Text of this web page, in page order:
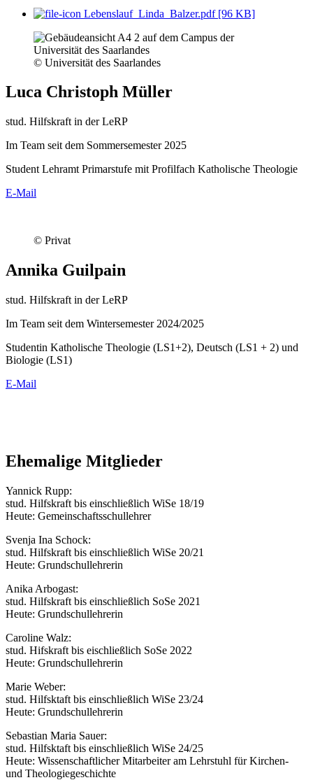
Lebenslauf_Linda_Balzer.pdf [96 KB]
© Universität des Saarlandes
Luca Christoph Müller
stud. Hilfskraft in der LeRP
Im Team seit dem Sommersemester 2025
Student Lehramt Primarstufe mit Profilfach Katholische Theologie
E-Mail
© Privat
Annika Guilpain
stud. Hilfskraft in der LeRP
Im Team seit dem Wintersemester 2024/2025
Studentin Katholische Theologie (LS1+2), Deutsch (LS1 + 2) und
Biologie (LS1)
E-Mail
Ehemalige Mitglieder
Yannick Rupp:
stud. Hilfskraft bis einschließlich WiSe 18/19
Heute: Gemeinschaftsschullehrer
Svenja Ina Schock:
stud. Hilfskraft bis einschließlich WiSe 20/21
Heute: Grundschullehrerin
Anika Arbogast:
stud. Hilfskraft bis einschließlich SoSe 2021
Heute: Grundschullehrerin
Caroline Walz:
stud. Hifskraft bis eischließlich SoSe 2022
Heute: Grundschullehrerin
Marie Weber:
stud. Hilfsktaft bis einschließlich WiSe 23/24
Heute: Grundschullehrerin
Sebastian Maria Sauer:
stud. Hilfsktaft bis einschließlich WiSe 24/25
Heute: Wissenschaftlicher Mitarbeiter am Lehrstuhl für Kirchen-
und Theologiegeschichte